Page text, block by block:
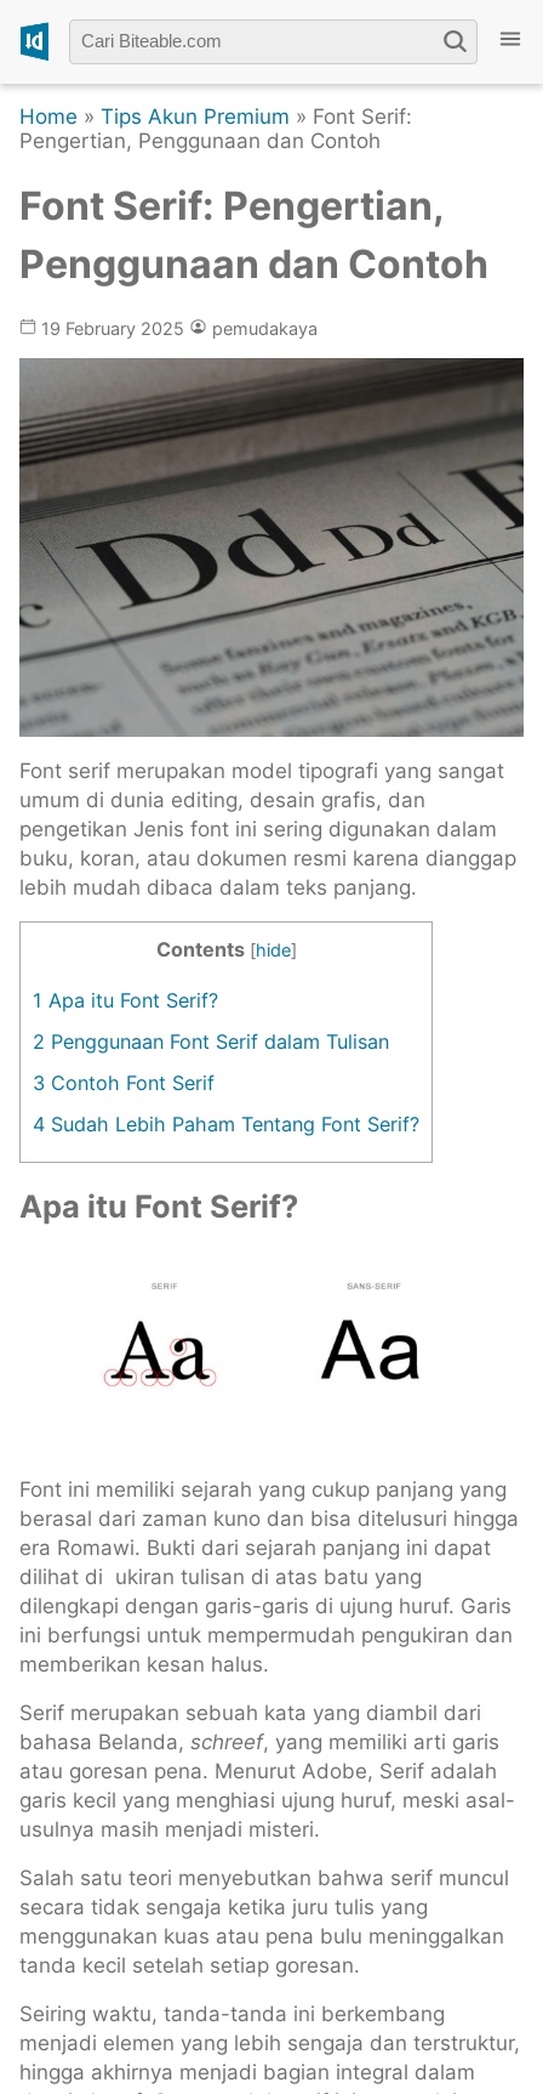
Home » Tips Akun Premium » Font Serif:
Pengertian, Penggunaan dan Contoh
Font Serif: Pengertian,
Penggunaan dan Contoh
19 February 2025 pemudakaya
Font serif merupakan model tipografi yang sangat
umum di dunia editing, desain grafis, dan
pengetikan Jenis font ini sering digunakan dalam
buku, koran, atau dokumen resmi karena dianggap
lebih mudah dibaca dalam teks panjang.
Contents [hide]
1 Apa itu Font Serif?
2 Penggunaan Font Serif dalam Tulisan
3 Contoh Font Serif
4 Sudah Lebih Paham Tentang Font Serif?
Apa itu Font Serif?
Font ini memiliki sejarah yang cukup panjang yang
berasal dari zaman kuno dan bisa ditelusuri hingga
era Romawi. Bukti dari sejarah panjang ini dapat
dilihat di ukiran tulisan di atas batu yang
dilengkapi dengan garis-garis di ujung huruf. Garis
ini berfungsi untuk mempermudah pengukiran dan
memberikan kesan halus.
Serif merupakan sebuah kata yang diambil dari
bahasa Belanda, schreef, yang memiliki arti garis
atau goresan pena. Menurut Adobe, Serif adalah
garis kecil yang menghiasi ujung huruf, meski asal-
usulnya masih menjadi misteri.
Salah satu teori menyebutkan bahwa serif muncul
secara tidak sengaja ketika juru tulis yang
menggunakan kuas atau pena bulu meninggalkan
tanda kecil setelah setiap goresan.
Seiring waktu, tanda-tanda ini berkembang
menjadi elemen yang lebih sengaja dan terstruktur,
hingga akhirnya menjadi bagian integral dalam